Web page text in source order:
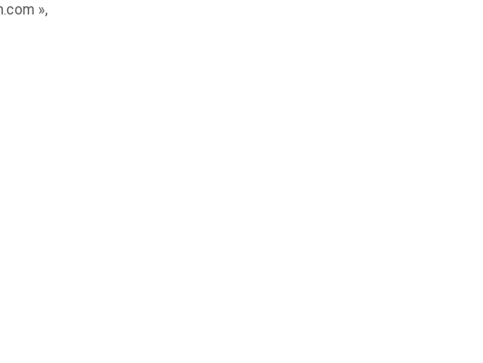
»,